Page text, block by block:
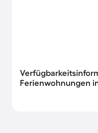
Ferienwohnungen